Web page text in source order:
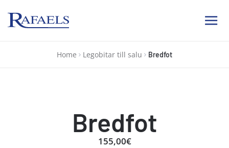
Ab Rafael
Home Legobitar till salu Bredfot
Bredfot
155,00€